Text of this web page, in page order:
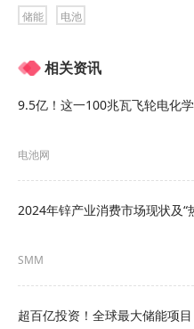
元/Wh和0.66401元/Wh
首先，特别是
近60万元/吨跌至约
80%，进一步推动了产
其次，市场竞争的加剧
越来越多的企业看到储
入这个领域，如果说
储能 电池
相关资讯
9.5亿！这一100兆瓦飞轮电化
电池网
2024年锌产业消费市场现状及“
SMM
超百亿投资！全球最大储能项